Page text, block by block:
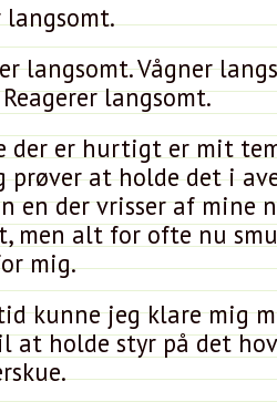
langsomt. Vågner
langsomt.
der er hurtigt er mit
prøver at holde det i
en der vrisser af mine
men alt for ofte nu
mig.
kunne jeg klare mig
at holde styr på det